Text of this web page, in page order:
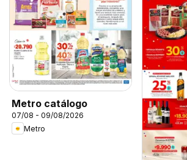
Metro catálogo
07/08 - 09/08/2026
Metro